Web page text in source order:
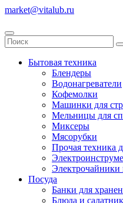
market@vitalub.ru
Бытовая техника
Блендеры
Водонагреватели
Кофемолки
Машинки для
Мельницы для
Миксеры
Мясорубки
Прочая техника
Посуда
Банки для
Блюда и